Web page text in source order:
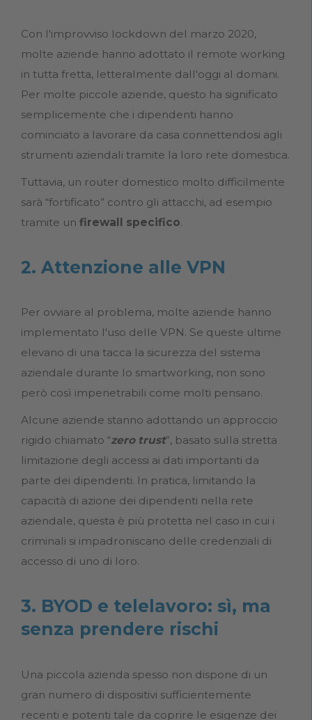
Con l'improvviso lockdown del marzo 2020,
molte aziende hanno adottato il remote working
in tutta fretta, letteralmente dall'oggi al domani.
Per molte piccole aziende, questo ha significato
semplicemente che i dipendenti hanno
cominciato a lavorare da casa connettendosi agli
strumenti aziendali tramite la loro rete domestica.
Tuttavia, un router domestico molto difficilmente
sarà “fortificato” contro gli attacchi, ad esempio
tramite un firewall specifico.
2. Attenzione alle VPN
Per ovviare al problema, molte aziende hanno
implementato l'uso delle VPN. Se queste ultime
elevano di una tacca la sicurezza del sistema
aziendale durante lo smartworking, non sono
però così impenetrabili come molti pensano.
Alcune aziende stanno adottando un approccio
rigido chiamato “zero trust”, basato sulla stretta
limitazione degli accessi ai dati importanti da
parte dei dipendenti. In pratica, limitando la
capacità di azione dei dipendenti nella rete
aziendale, questa è più protetta nel caso in cui i
criminali si impadroniscano delle credenziali di
accesso di uno di loro.
3. BYOD e telelavoro: sì, ma
senza prendere rischi
Una piccola azienda spesso non dispone di un
gran numero di dispositivi sufficientemente
recenti e potenti tale da coprire le esigenze dei